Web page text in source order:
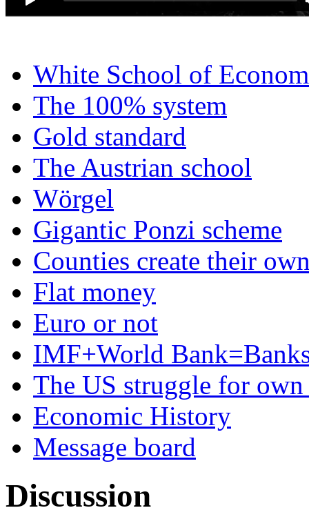
White School of
The 100% system
Gold standard
The Austrian school
Wörgel
Gigantic Ponzi scheme
Counties create their
Flat money
Euro or not
IMF+World
The US struggle for
Economic History
Message board
Discussion